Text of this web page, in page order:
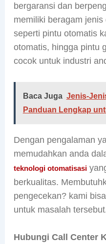
bergaransi dan
memiliki beragam
seperti pintu otomatis
otomatis, hingga pintu
cocok untuk industri
Baca Juga Jenis-
Panduan Lengkap
Dengan pengalaman
memudahkan anda
teknologi otomatisasi
berkualitas.
pengecekan? kami
untuk masalah
Hubungi Call Center